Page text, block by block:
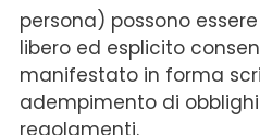
persona) possono
libero ed esplicito
manifestato in forma
adempimento di